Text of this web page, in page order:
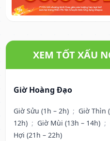
XEM TỐT XẤU
Giờ Hoàng Đạo
Giờ Sửu (1h – 2h) ; Giờ Thìn
12h) ; Giờ Mùi (13h – 14h) ;
Hợi (21h – 22h)